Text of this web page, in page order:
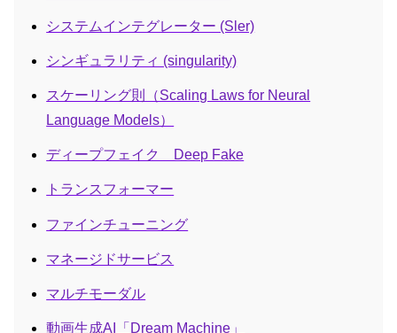
システムインテグレーター (Sler)
シンギュラリティ (singularity)
スケーリング則（Scaling Laws for Neural
Language Models）
ディープフェイク Deep Fake
トランスフォーマー
ファインチューニング
マネージドサービス
マルチモーダル
動画生成AI「Dream Machine」